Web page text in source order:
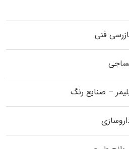
فنی
– صنایع رنگ